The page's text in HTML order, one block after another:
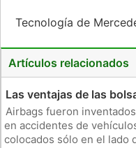
Tecnología de
Artículos relacionados
Las ventajas de las
Airbags fueron
en accidentes de
colocados sólo en el lado